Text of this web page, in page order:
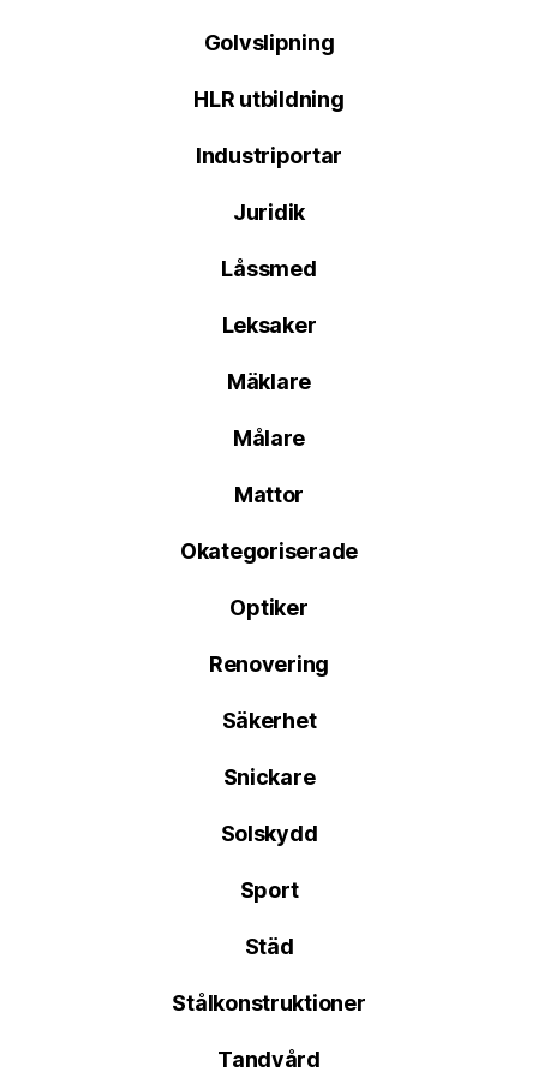
Golvslipning
HLR utbildning
Industriportar
Juridik
Låssmed
Leksaker
Mäklare
Målare
Mattor
Okategoriserade
Optiker
Renovering
Säkerhet
Snickare
Solskydd
Sport
Städ
Stålkonstruktioner
Tandvård